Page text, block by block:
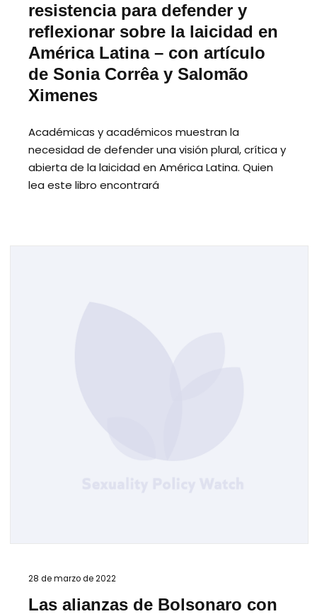
resistencia para defender y
reflexionar sobre la laicidad en
América Latina – con artículo
de Sonia Corrêa y Salomão
Ximenes
Académicas y académicos muestran la
necesidad de defender una visión plural, crítica y
abierta de la laicidad en América Latina. Quien
lea este libro encontrará
28 de marzo de 2022
Las alianzas de Bolsonaro con